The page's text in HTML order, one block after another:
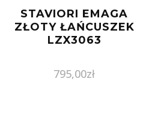
STAVIORI EMAGA
ZŁOTY ŁAŃCUSZEK
LZX3063
795,00zł